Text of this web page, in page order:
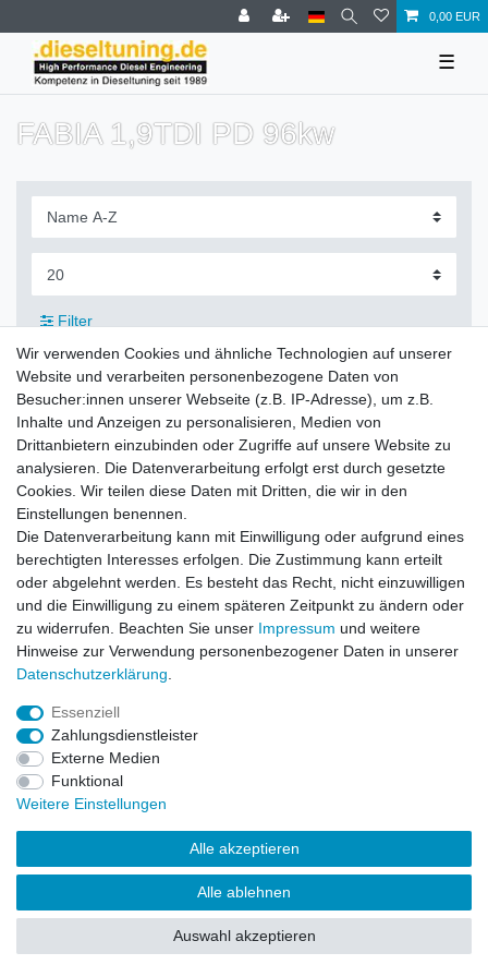
0,00 EUR
☰
FABIA 1,9TDI PD 96kw
Filter
Zahlung und Versand
Daten­schutz­erklärung
Barrierefreiheitserklärung Widerrufs­recht
Vertrag widerrufen
© Copyright 2026 | Alle Rechte vorbehalten.
Wir verwenden Cookies und ähnliche Technologien auf unserer
Website und verarbeiten personenbezogene Daten von
Besucher:innen unserer Webseite (z.B. IP-Adresse), um z.B.
Inhalte und Anzeigen zu personalisieren, Medien von
Drittanbietern einzubinden oder Zugriffe auf unsere Website zu
analysieren. Die Datenverarbeitung erfolgt erst durch gesetzte
Cookies. Wir teilen diese Daten mit Dritten, die wir in den
Einstellungen benennen.
Die Datenverarbeitung kann mit Einwilligung oder aufgrund eines
berechtigten Interesses erfolgen. Die Zustimmung kann erteilt
oder abgelehnt werden. Es besteht das Recht, nicht einzuwilligen
und die Einwilligung zu einem späteren Zeitpunkt zu ändern oder
zu widerrufen. Beachten Sie unser Impressum und weitere
Hinweise zur Verwendung personenbezogener Daten in unserer
Daten­schutz­erklärung
Essenziell
Zahlungsdienstleister
Externe Medien
Funktional
Weitere Einstellungen
Alle akzeptieren
Alle ablehnen
Auswahl akzeptieren